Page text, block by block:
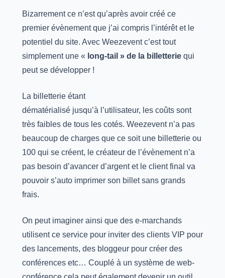
Bizarrement ce n’est qu’après avoir créé ce
premier évènement que j’ai compris l’intérêt et le
potentiel du site. Avec Weezevent c’est tout
simplement une « long-tail » de la billetterie qui
peut se développer !
La billetterie étant
dématérialisé jusqu’à l’utilisateur, les coûts sont
très faibles de tous les cotés. Weezevent n’a pas
beaucoup de charges que ce soit une billetterie ou
100 qui se créent, le créateur de l’évènement n’a
pas besoin d’avancer d’argent et le client final va
pouvoir s’auto imprimer son billet sans grands
frais.
On peut imaginer ainsi que des e-marchands
utilisent ce service pour inviter des clients VIP pour
des lancements, des bloggeur pour créer des
conférences etc… Couplé à un système de web-